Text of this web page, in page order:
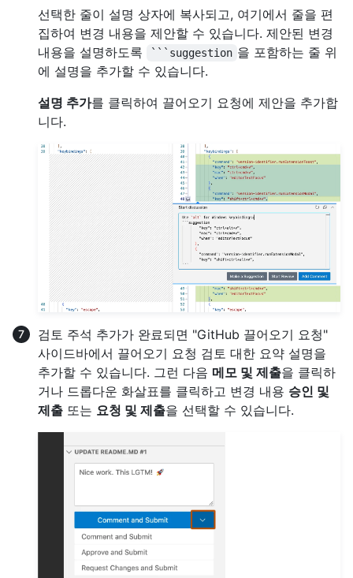
선택한 줄이 설명 상자에 복사되고, 여기에서 줄을 편
집하여 변경 내용을 제안할 수 있습니다. 제안된 변경
내용을 설명하도록
```suggestion 을 포함하는 줄 위
에 설명을 추가할 수 있습니다.
설명 추가를 클릭하여 끌어오기 요청에 제안을 추가합
니다.
검토 주석 추가가 완료되면 "GitHub 끌어오기 요청"
사이드바에서 끌어오기 요청 검토 대한 요약 설명을
추가할 수 있습니다. 그런 다음 메모 및 제출을 클릭하
거나 드롭다운 화살표를 클릭하고 변경 내용 승인 및
제출 또는 요청 및 제출을 선택할 수 있습니다.